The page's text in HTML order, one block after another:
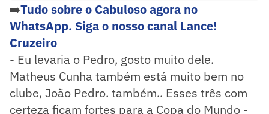
➡️Tudo sobre o Cabuloso agora no
WhatsApp. Siga o nosso canal Lance!
Cruzeiro
- Eu levaria o Pedro, gosto muito dele.
Matheus Cunha também está muito bem no
clube, João Pedro. também.. Esses três com
certeza ficam fortes para a Copa do Mundo -